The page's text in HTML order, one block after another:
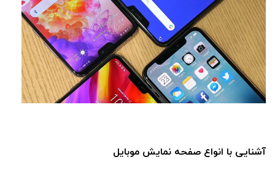
آشنایی با انواع صفحه نمایش موبایل